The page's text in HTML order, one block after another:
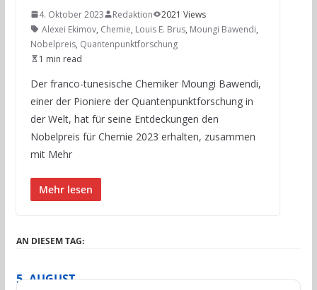
4. Oktober 2023 Redaktion
2021 Views
Alexei Ekimov, Chemie, Louis E. Brus, Moungi Bawendi,
Nobelpreis, Quantenpunktforschung
1 min read
Der franco-tunesische Chemiker Moungi Bawendi,
einer der Pioniere der Quantenpunktforschung in
der Welt, hat für seine Entdeckungen den
Nobelpreis für Chemie 2023 erhalten, zusammen
mit Mehr
Mehr lesen
AN DIESEM TAG:
5. AUGUST